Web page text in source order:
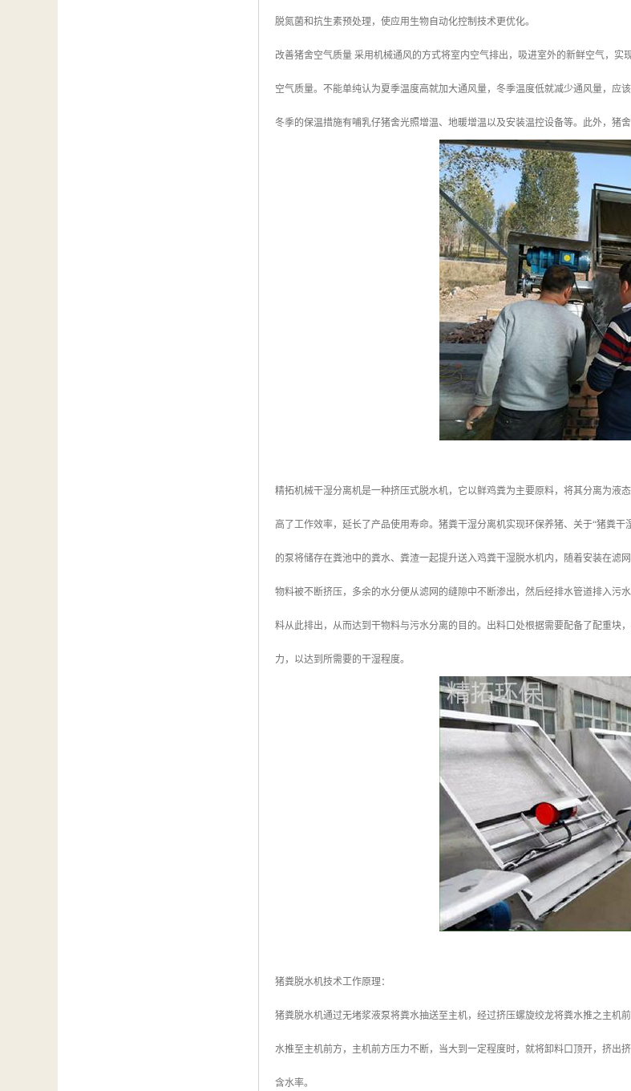
脱氮菌和抗生素预处理，使应用生物自动化控制技术更优化。
改善猪舍空气质量 采用机械通风的方式将室内空气排出，吸进室外的新鲜空气，
空气质量。不能单纯认为夏季温度高就加大通风量，冬季温度低就减少通风量，应
冬季的保温措施有哺乳仔猪舍光照增温、地暖增温以及安装温控设备等。此外，猪
精拓机械干湿分离机是一种挤压式脱水机，它以鲜鸡粪为主要原料，将其分离为
高了工作效率，延长了产品使用寿命。猪粪干湿分离机实现环保养猪、关于“猪粪
的泵将储存在粪池中的粪水、粪渣一起提升送入鸡粪干湿脱水机内，随着安装在滤
物料被不断挤压，多余的水分便从滤网的缝隙中不断渗出，然后经排水管道排入
料从此排出，从而达到干物料与污水分离的目的。出料口处根据需要配备了配重
力，以达到所需要的干湿程度。
猪粪脱水机技术工作原理：
猪粪脱水机通过无堵浆液泵将粪水抽送至主机，经过挤压螺旋绞龙将粪水推之主
水推至主机前方，主机前方压力不断，当大到一定程度时，就将卸料口顶开，挤
含水率。